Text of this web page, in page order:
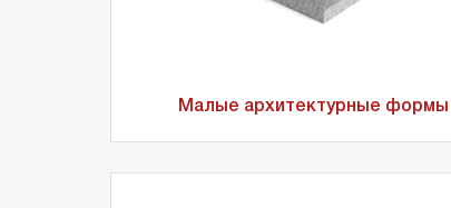
Малые архитектурные формы